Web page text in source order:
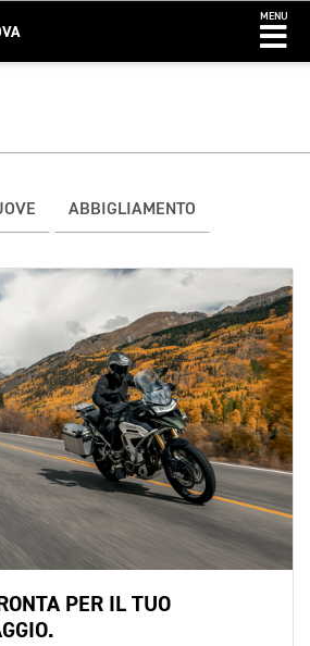
MENU
ABBIGLIAMENTO
PER IL TUO